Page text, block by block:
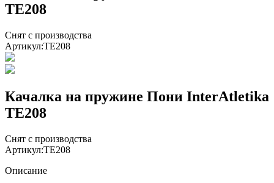
ТЕ208
Снят с производства
Артикул:TE208
Качалка на пружине Пони InterAtletika
ТЕ208
Снят с производства
Артикул:TE208
Описание